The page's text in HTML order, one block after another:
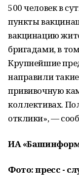
500 человек в
пункты
вакцинацию
бригадами, в
Крупнейшие
направили
прививочную
коллективах.
отклики», —
ИА
Фото: пресс -